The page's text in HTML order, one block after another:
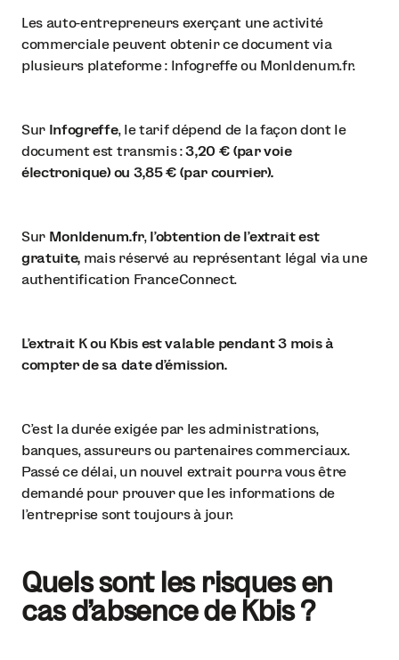
Les auto-entrepreneurs exerçant une activité
commerciale peuvent obtenir ce document via
plusieurs plateforme : Infogreffe ou MonIdenum.fr.
Sur Infogreffe, le tarif dépend de la façon dont le
document est transmis :3,20 € (par voie
électronique) ou 3,85 € (par courrier).
Sur MonIdenum.fr,l’obtention de l'extrait est
gratuite, mais réservé au représentant légal via une
authentification FranceConnect.
L'extrait K ou Kbis est valable pendant 3 mois à
compter de sa date d’émission.
C’est la durée exigée par les administrations,
banques, assureurs ou partenaires commerciaux.
Passé ce délai, un nouvel extrait pourra vous être
demandé pour prouver que les informations de
l’entreprise sont toujours à jour.
Quels sont les risques en
cas d’absence de Kbis ?